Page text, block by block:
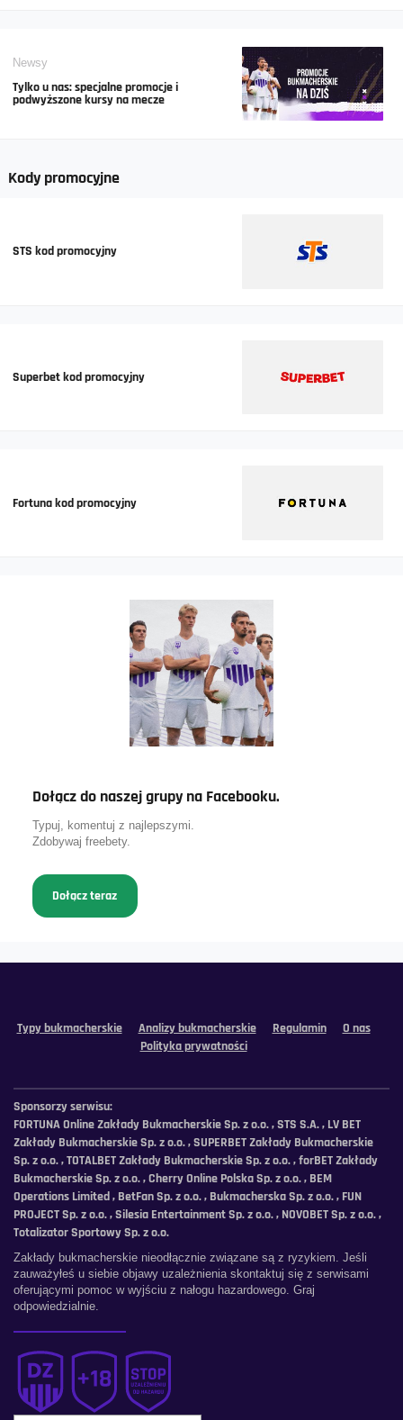
Newsy
Tylko u nas: specjalne promocje i
podwyższone kursy na mecze
Kody promocyjne
STS kod promocyjny
Superbet kod promocyjny
Fortuna kod promocyjny
Dołącz do naszej grupy na Facebooku.
Typuj, komentuj z najlepszymi.
Zdobywaj freebety.
Dołącz teraz
Zakłady bukmacherskie nieodłącznie związane są z ryzykiem. Jeśli
zauważyłeś u siebie objawy uzależnienia skontaktuj się z serwisami
oferującymi pomoc w wyjściu z nałogu hazardowego. Graj
odpowiedzialnie.
Typy bukmacherskie Analizy bukmacherskie Regulamin
O nas
Polityka prywatności
Sponsorzy serwisu:
FORTUNA Online Zakłady Bukmacherskie Sp. z o.o. , STS S.A. , LV BET
Zakłady Bukmacherskie Sp. z o.o. , SUPERBET Zakłady Bukmacherskie
Sp. z o.o. , TOTALBET Zakłady Bukmacherskie Sp. z o.o. , forBET Zakłady
Bukmacherskie Sp. z o.o. , Cherry Online Polska Sp. z o.o. , BEM
Operations Limited , BetFan Sp. z o.o. , Bukmacherska Sp. z o.o. , FUN
PROJECT Sp. z o.o. , Silesia Entertainment Sp. z o.o. , NOVOBET Sp. z o.o. ,
Totalizator Sportowy Sp. z o.o.